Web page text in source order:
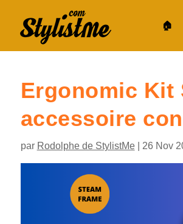
🏠︎
Ergonomic Kit
accessoire
par Rodolphe de StylistMe| 26 Nov